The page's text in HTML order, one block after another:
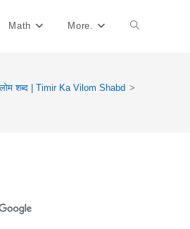
Math More. Toggle
शब्द | Timir Ka Vilom Shabd >